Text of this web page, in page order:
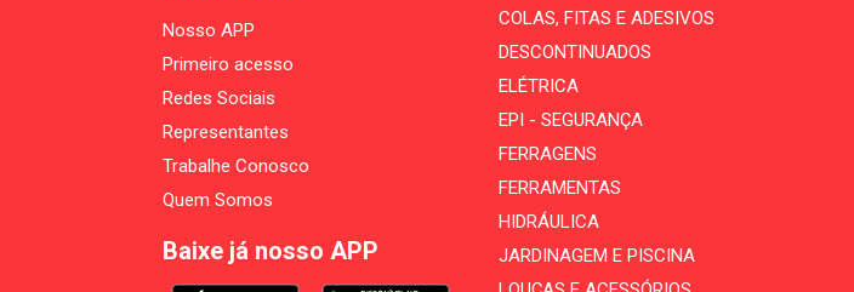
Nosso APP
Primeiro acesso
Redes Sociais
Representantes
Trabalhe Conosco
Quem Somos
Baixe já nosso APP
COLAS, FITAS E ADESIVOS
DESCONTINUADOS
ELÉTRICA
EPI - SEGURANÇA
FERRAGENS
FERRAMENTAS
HIDRÁULICA
JARDINAGEM E PISCINA